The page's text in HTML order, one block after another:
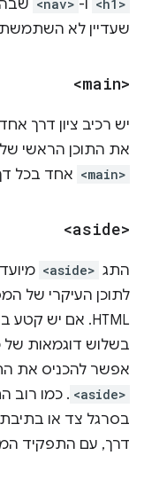
<h1> ו- <nav>
שעדיין לא
<main>
יש רכיב ציון דרך
את התוכן הראשי
<main> אחד בכל
<aside>
התג <aside>
לתוכן העיקרי של
אפשר להכניס את
<aside> . כמו רוב
בסרגל צד או
דרך, עם התפקיד